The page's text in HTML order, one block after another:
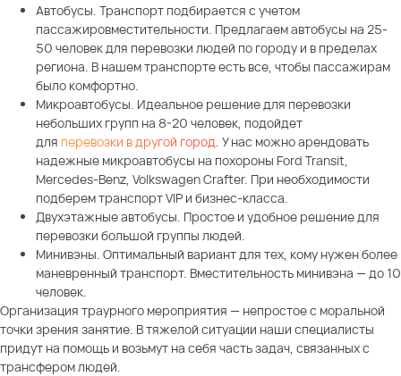
Автобусы. Транспорт подбирается с учетом
пассажировместительности. Предлагаем автобусы на 25-
50 человек для перевозки людей по городу и в пределах
региона. В нашем транспорте есть все, чтобы пассажирам
было комфортно.
Микроавтобусы. Идеальное решение для перевозки
небольших групп на 8-20 человек, подойдет
для перевозки в другой город . У нас можно арендовать
надежные микроавтобусы на похороны Ford Transit,
Mercedes-Benz, Volkswagen Crafter. При необходимости
подберем транспорт VIP и бизнес-класса.
Двухэтажные автобусы. Простое и удобное решение для
перевозки большой группы людей.
Минивэны. Оптимальный вариант для тех, кому нужен более
маневренный транспорт. Вместительность минивэна — до 10
человек.
Организация траурного мероприятия — непростое с моральной
точки зрения занятие. В тяжелой ситуации наши специалисты
придут на помощь и возьмут на себя часть задач, связанных с
трансфером людей.